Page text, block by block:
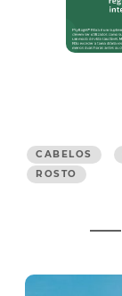
CABELOS
ROSTO